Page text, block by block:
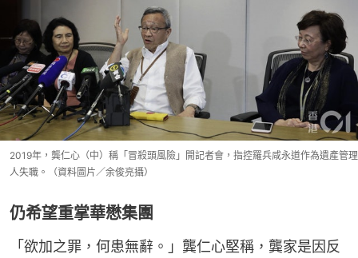
2019年，龔仁心（中）稱「冒殺頭風險」開記者會，指控羅兵咸永道作為遺產管理
人失職。（資料圖片／余俊亮攝）
仍希望重掌華懋集團
「欲加之罪，何患無辭。」龔仁心堅稱，龔家是因反